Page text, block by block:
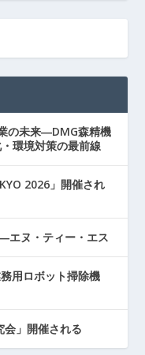
の未来―DMG森精機
環境対策の最前線
2026」開催され
エヌ・ティー・エス
用ロボット掃除機
」開催される